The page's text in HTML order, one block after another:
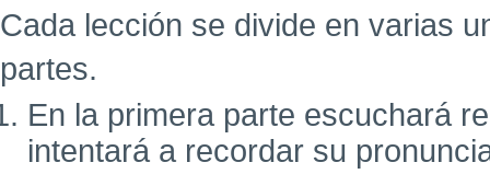
Cada lección se divide en varias
partes.
En la primera parte escuchará
intentará a recordar su